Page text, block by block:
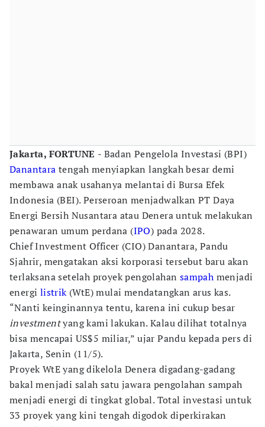
Jakarta, FORTUNE - Badan Pengelola Investasi (BPI)
Danantara tengah menyiapkan langkah besar demi
membawa anak usahanya melantai di Bursa Efek
Indonesia (BEI). Perseroan menjadwalkan PT Daya
Energi Bersih Nusantara atau Denera untuk melakukan
penawaran umum perdana (IPO) pada 2028.
Chief Investment Officer (CIO) Danantara, Pandu
Sjahrir, mengatakan aksi korporasi tersebut baru akan
terlaksana setelah proyek pengolahan sampah menjadi
energi listrik(WtE) mulai mendatangkan arus kas.
“Nanti keinginannya tentu, karena ini cukup besar
investmentyang kami lakukan. Kalau dilihat totalnya
bisa mencapai US$5 miliar,” ujar Pandu kepada pers di
Jakarta, Senin (11/5).
Proyek WtE yang dikelola Denera digadang-gadang
bakal menjadi salah satu jawara pengolahan sampah
menjadi energi di tingkat global. Total investasi untuk
33 proyek yang kini tengah digodok diperkirakan